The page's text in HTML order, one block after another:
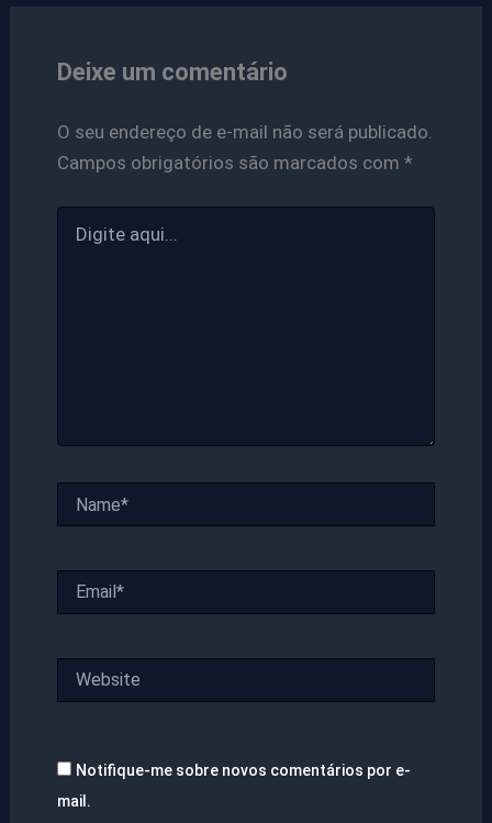
Deixe um comentário
O seu endereço de e-mail não será publicado.
Campos obrigatórios são marcados com *
aqui...
Notifique-me sobre novos comentários por e-
mail.